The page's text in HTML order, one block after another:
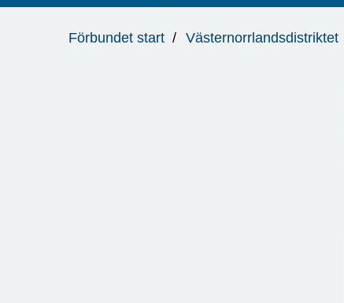
är
Förbundet start Västernorrlandsdistriktet